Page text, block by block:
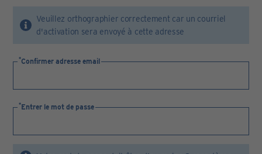
Veuillez orthographier correctement car un courriel
d'activation sera envoyé à cette adresse
Confirmer adresse email
Entrer le mot de passe